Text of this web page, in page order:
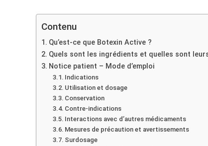
Contenu
Qu’est-ce que Botexin Active ?
Quels sont les ingrédients et quelles sont
Notice patient – Mode d’emploi
Indications
Utilisation et dosage
Conservation
Contre-indications
Interactions avec d’autres médicaments
Mesures de précaution et avertissements
Surdosage